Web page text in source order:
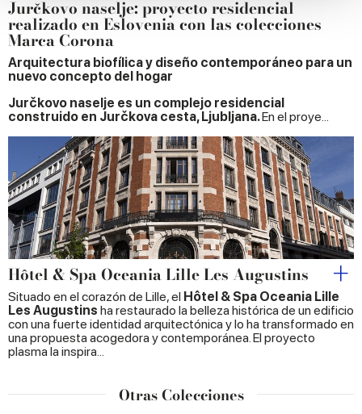
We also share information about your use of our site with
our social media, advertising and analytics partners who
may combine it with other information that you’ve
provided to them or that they’ve collected from your use
of their services.
Jurčkovo naselje: proyecto residencial
realizado en Eslovenia con las colecciones
Marca Corona
Arquitectura biofílica y diseño contemporáneo para un
nuevo concepto del hogar
Jurčkovo naselje es un complejo residencial
construido en Jurčkova cesta, Ljubljana.En el proye...
Hôtel & Spa Oceania Lille Les Augustins
Situado en el corazón de Lille, el Hôtel & Spa Oceania Lille
Les Augustins ha restaurado la belleza histórica de un edificio
con una fuerte identidad arquitectónica y lo ha transformado en
una propuesta acogedora y contemporánea. El proyecto
plasma la inspira...
Otras Colecciones